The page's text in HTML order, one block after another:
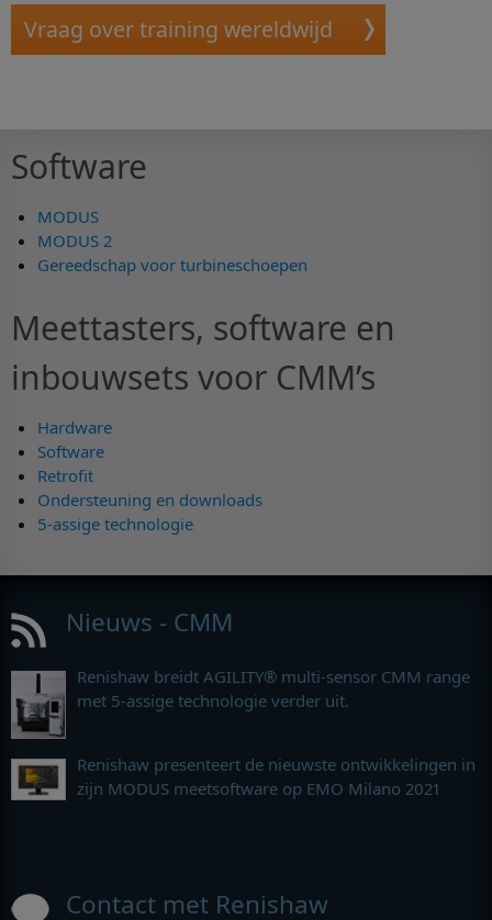
Vraag over training wereldwijd
Software
MODUS
MODUS 2
Gereedschap voor turbineschoepen
Meettasters, software en
inbouwsets voor CMM’s
Hardware
Software
Retrofit
Ondersteuning en downloads
5-assige technologie
Nieuws - CMM
Renishaw breidt AGILITY® multi-sensor CMM range
met 5-assige technologie verder uit.
Renishaw presenteert de nieuwste ontwikkelingen in
zijn MODUS meetsoftware op EMO Milano 2021
Contact met Renishaw